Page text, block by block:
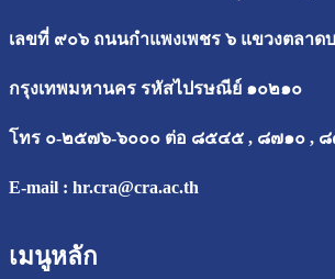
เลขที่ ๙๐๖ ถนนกำแพงเพชร ๖ แขวงตลาด
กรุงเทพมหานคร รหัสไปรษณีย์ ๑๐๒๑๐
โทร ๐-๒๕๗๖-๖๐๐๐ ต่อ ๘๕๔๕ , ๘๗๑๐ ,
E-mail : hr.cra@cra.ac.th
เมนูหลัก